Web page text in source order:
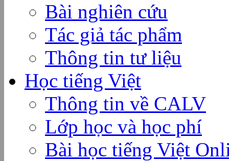
Bài nghiên cứu
Tác giả tác phẩm
Thông tin tư liệu
Học tiếng Việt
Thông tin về CALV
Lớp học và học phí
Bài học tiếng Việt